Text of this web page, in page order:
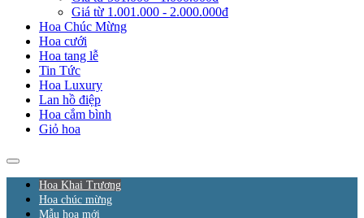
Giá từ 1.001.000 - 2.000.000đ
Hoa Chúc Mừng
Hoa cưới
Hoa tang lễ
Tin Tức
Hoa Luxury
Lan hồ điệp
Hoa cắm bình
Giỏ hoa
Hoa Khai Trương
Hoa chúc mừng
Mẫu hoa mới